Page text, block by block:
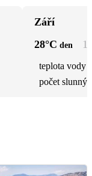
Září
28°C den
teplota vody
počet